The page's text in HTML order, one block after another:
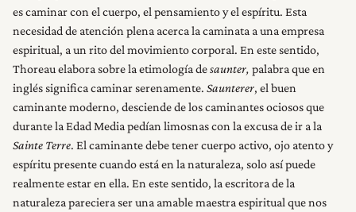
es caminar con el cuerpo, el pensamiento y el espíritu. Esta
necesidad de atención plena acerca la caminata a una empresa
espiritual, a un rito del movimiento corporal. En este sentido,
Thoreau elabora sobre la etimología desaunter, palabra que en
inglés significa caminar serenamente. Saunterer, el buen
caminante moderno, desciende de los caminantes ociosos que
durante la Edad Media pedían limosnas con la excusa de ir a la
Sainte Terre. El caminante debe tener cuerpo activo, ojo atento y
espíritu presente cuando está en la naturaleza, solo así puede
realmente estar en ella. En este sentido, la escritora de la
naturaleza pareciera ser una amable maestra espiritual que nos